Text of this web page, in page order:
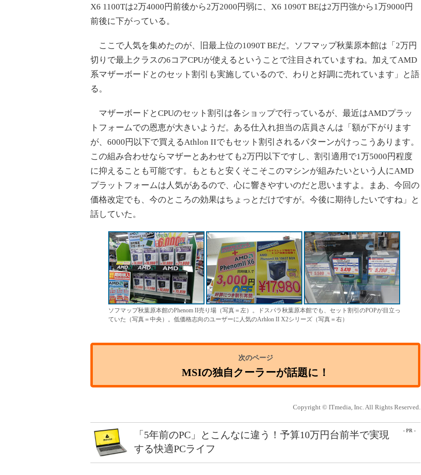
X6 1100Tは2万4000円前後から2万2000円弱に、X6 1090T BEは2万円強から1万9000円
前後に下がっている。
ここで人気を集めたのが、旧最上位の1090T BEだ。ソフマップ秋葉原本館は「2万円
切りで最上クラスの6コアCPUが使えるということで注目されていますね。加えてAMD
系マザーボードとのセット割引も実施しているので、わりと好調に売れています」と語
る。
マザーボードとCPUのセット割引は各ショップで行っているが、最近はAMDプラッ
トフォームでの恩恵が大きいようだ。ある仕入れ担当の店員さんは「額が下がります
が、6000円以下で買えるAthlon IIでもセット割引されるパターンがけっこうあります。
この組み合わせならマザーとあわせても2万円以下ですし、割引適用で1万5000円程度
に抑えることも可能です。もともと安くそこそこのマシンが組みたいという人にAMD
プラットフォームは人気があるので、心に響きやすいのだと思いますよ。まあ、今回の
価格改定でも、今のところの効果はちょっとだけですが。今後に期待したいですね」と
話していた。
ソフマップ秋葉原本館のPhenom II売り場（写真＝左）。ドスパラ秋葉原本館でも、セット割引のPOPが目立っ
ていた（写真＝中央）。低価格志向のユーザーに人気のArhlon II X2シリーズ（写真＝右）
MSIの独自クーラーが話題に！
Copyright © ITmedia, Inc. All Rights Reserved.
- PR -
「5年前のPC」とこんなに違う！予算10万円台前半で実現
する快適PCライフ